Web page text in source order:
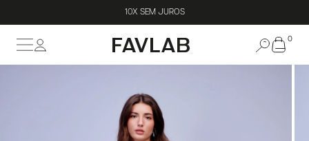
10X SEM JUROS
0